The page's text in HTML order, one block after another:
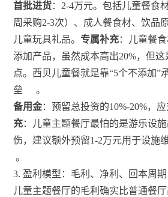
首批进货：2-4万元。包括儿童餐食
周采购2-3次）、成人餐食材、饮品
儿童玩具礼品。 专属补充：儿童餐
添加产品，虽然成本高出20%，但
点。西贝儿童餐就是靠“5个不添加”
垒
。
备用金：预留总投资的10%-20%，应
充：儿童主题餐厅最怕的是游乐设
伤，建议额外预留1-2万元用于设施
。
3. 盈利模型：毛利、净利、回本周期
儿童主题餐厅的毛利确实比普通餐